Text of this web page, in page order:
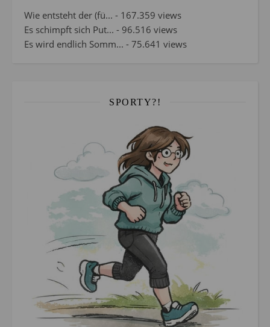
Wie entsteht der (fü... - 167.359 views
Es schimpft sich Put... - 96.516 views
Es wird endlich Somm... - 75.641 views
SPORTY?!